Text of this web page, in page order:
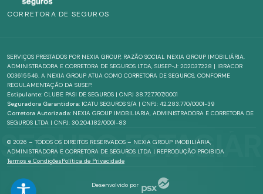
CORRETORA DE SEGUROS
SERVIÇOS PRESTADOS POR NEXIA GROUP, RAZÃO SOCIAL NEXIA GROUP IMOBILIÁRIA,
ADMINISTRADORA E CORRETORA DE SEGUROS LTDA, SUSEP-J: 202037228 | IBRACOR
003615546. A NEXIA GROUP ATUA COMO CORRETORA DE SEGUROS, CONFORME
REGULAMENTAÇÃO DA SUSEP.
Estipulante: CLUBE PASI DE SEGUROS | CNPJ 38.727.707/0001
Seguradora Garantidora: ICATU SEGUROS S/A | CNPJ: 42.283.770/0001-39
Corretora Autorizada: NEXIA GROUP IMOBILIARIA, ADMINISTRADORA E CORRETORA DE
SEGUROS LTDA | CNPJ: 30.204.182/0001-83
© 2026 – TODOS OS DIREITOS RESERVADOS – NEXIA GROUP IMOBILIÁRIA,
ADMINISTRADORA E CORRETORA DE SEGUROS LTDA | REPRODUÇÃO PROIBIDA
Termos e CondiçõesPolítica de Privacidade
Desenvolvido por
SEGURO